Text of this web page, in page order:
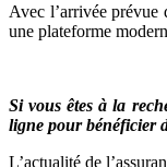
Avec l’arrivée prévue
une plateforme
Si vous êtes à la
ligne pour bénéficier
L’actualité de